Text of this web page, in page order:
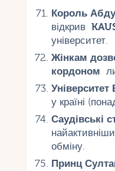
Король
відкрив
університет.
Жінкам
кордоном
Університет
у країні
Саудівські
обміну.
Принц